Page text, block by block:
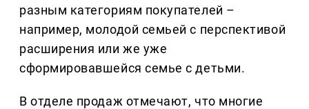
разным категориям покупателей –
например, молодой семьей с перспективой
расширения или же уже
сформировавшейся семье с детьми.
В отделе продаж отмечают, что многие